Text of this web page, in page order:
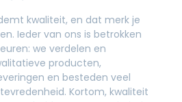
kwaliteit, en dat merk je
Ieder van ons is betrokken
we verdelen en
producten,
en besteden veel
Kortom, kwaliteit